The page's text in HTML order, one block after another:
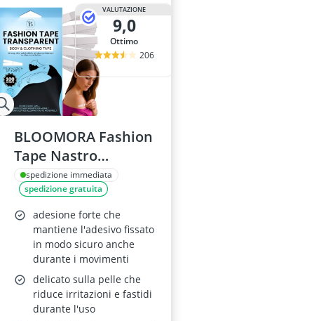
VALUTAZIONE
9,0
Ottimo
206
BLOOMORA Fashion
Tape Nastro
Biadesivo per
Tessuti e Corpo, 100
Strisce Trasparenti,
7,6 x 1,3 cm,
Impermeabile, per
Vestiti Spalline Orli
spedizione immediata
spedizione gratuita
adesione forte che
mantiene l'adesivo fissato
in modo sicuro anche
durante i movimenti
delicato sulla pelle che
riduce irritazioni e fastidi
durante l'uso